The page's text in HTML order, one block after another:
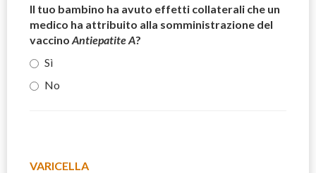
Il tuo bambino ha avuto effetti collaterali che un
medico ha attribuito alla somministrazione del
vaccino Antiepatite A?
Sì
No
VARICELLA